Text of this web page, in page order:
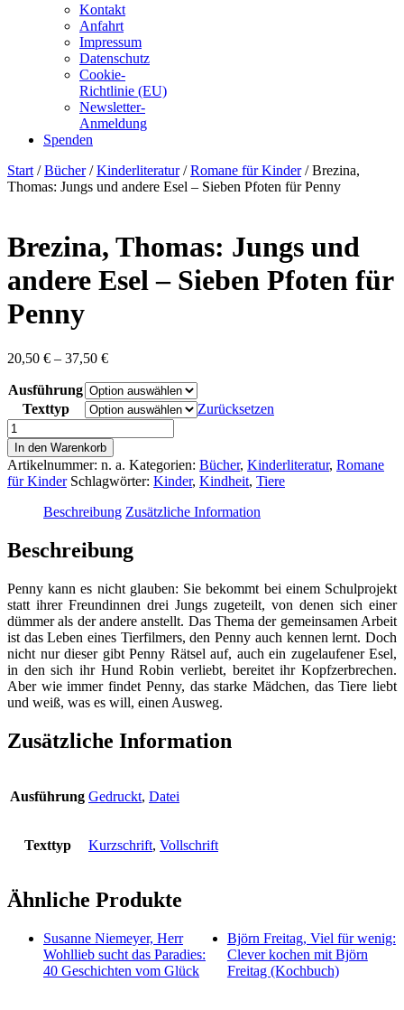
Kontakt
Anfahrt
Impressum
Datenschutz
Cookie-
Richtlinie (EU)
Newsletter-
Anmeldung
Spenden
Skip
to
Start /Bücher/Kinderliteratur/Romane für Kinder/ Brezina,
Thomas: Jungs und andere Esel – Sieben Pfoten für Penny
Brezina, Thomas: Jungs und
andere Esel – Sieben Pfoten für
Penny
20,50 € – 37,50 €Preisspanne:
bis
37,50 €
Ausführung
Texttyp
Zurücksetzen
Brezina,
Thomas:
Jungs
und
andere
Sieben
Pfoten
Penny
Menge
In den Warenkorb
Artikelnummer: n. a. Kategorien: Bücher, Kinderliteratur, Romane
für Kinder Schlagwörter: Kinder, Kindheit, Tiere
Beschreibung Zusätzliche Information
Beschreibung
Penny kann es nicht glauben: Sie bekommt bei einem Schulprojekt
statt ihrer Freundinnen drei Jungs zugeteilt, von denen sich einer
dümmer als der andere anstellt. Das Thema der gemeinsamen Arbeit
ist das Leben eines Tierfilmers, den Penny auch kennen lernt. Doch
nicht nur dieser gibt Penny Rätsel auf, auch ein zugelaufener Esel,
in den sich ihr Hund Robin verliebt, bereitet ihr Kopfzerbrechen.
Aber wie immer findet Penny, das starke Mädchen, das Tiere liebt
und weiß, was es will, einen Ausweg.
Zusätzliche Information
Ausführung Gedruckt, Datei
Texttyp Kurzschrift, Vollschrift
Ähnliche Produkte
Susanne Niemeyer, Herr
Wohllieb sucht das Paradies:
40 Geschichten vom Glück
Björn Freitag, Viel für wenig:
Clever kochen mit Björn
Freitag (Kochbuch)